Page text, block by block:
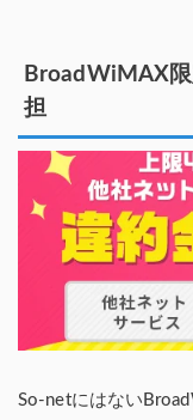
BroadWiMAX
担
So-netにはない